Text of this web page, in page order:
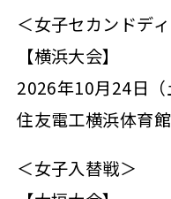
＜女子セカンドデ
【横浜大会】
2026年10月24日（
住友電工横浜体育館
＜女子入替戦＞